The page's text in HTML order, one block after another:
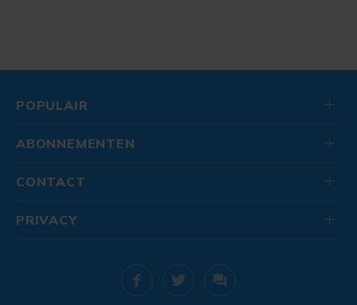
POPULAIR
ABONNEMENTEN
CONTACT
PRIVACY